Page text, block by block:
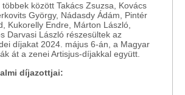
között Takács Zsuzsa, Kovács
György, Nádasdy Ádám, Pintér
Kukorelly Endre, Márton László,
Darvasi László részesültek az
díjakat 2024. május 6-án, a Magyar
át a zenei Artisjus-díjakkal együtt.
díjazottjai: